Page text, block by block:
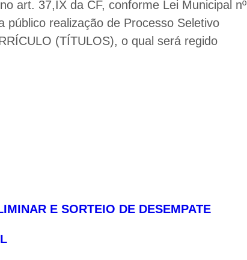
art. 37,IX da CF, conforme Lei Municipal nº
realização de Processo Seletivo
(TÍTULOS), o qual será regido
E SORTEIO DE DESEMPATE